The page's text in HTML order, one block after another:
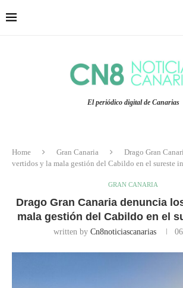
El periódico digital de Canarias
Home Gran Canaria
Drago Gran
vertidos y la mala gestión del Cabildo en el sureste
GRAN CANARIA
Drago Gran Canaria denuncia
mala gestión del Cabildo en el
written by Cn8noticiascanarias